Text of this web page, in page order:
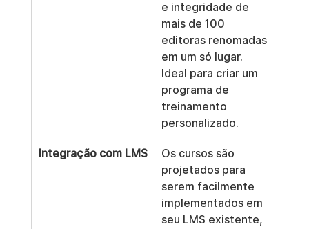
e integridade de
mais de 100
editoras renomadas
em um só lugar.
Ideal para criar um
programa de
treinamento
personalizado.
Integração com LMS
Os cursos são
projetados para
serem facilmente
implementados em
seu LMS existente,